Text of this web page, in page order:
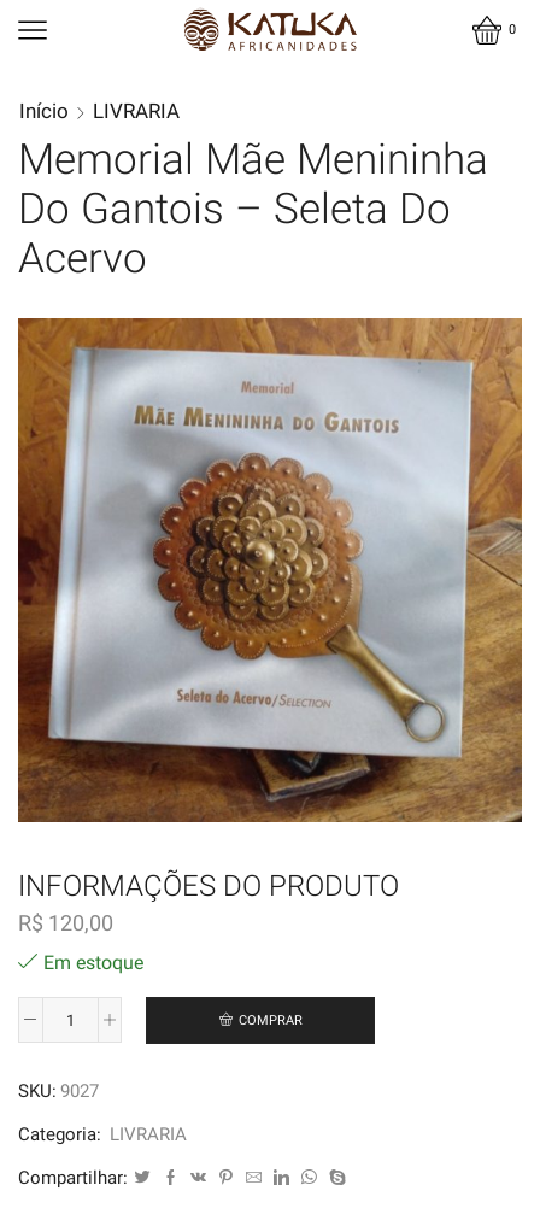
0
Início LIVRARIA
Memorial Mãe Menininha
Do Gantois – Seleta Do
Acervo
INFORMAÇÕES DO PRODUTO
R$ 120,00
Em estoque
Menininha
do
-
COMPRAR
SKU: 9027
Categoria: LIVRARIA
Compartilhar: